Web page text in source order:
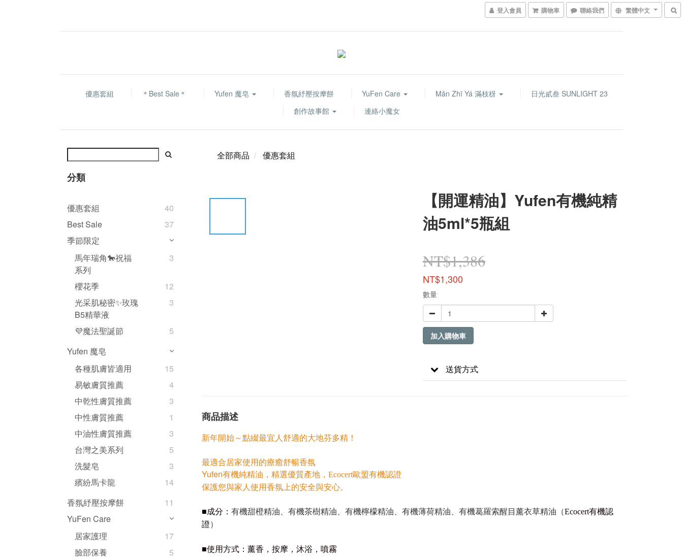
登入會員 購物車 聯絡我們 繁體中文
優惠套組 ＊Best Sale＊ Yufen 魔皂 香氛紓壓按摩餅 YuFen Care Mǎn Zhī Yá 滿枝枒
日光貳叁 SUNLIGHT 23
創作故事館
連絡小魔女
分類
優惠套組
40
Best Sale
37
季節限定
馬年瑞角🐎祝福
系列
3
櫻花季
12
光采肌秘密✨玫瑰
B5精華液
3
💜魔法聖誕節
5
Yufen 魔皂
各種肌膚皆適用
15
易敏膚質推薦
4
中乾性膚質推薦
3
中性膚質推薦
1
中油性膚質推薦
3
台灣之美系列
5
洗髮皂
3
繽紛馬卡龍
14
香氛紓壓按摩餅
11
YuFen Care
居家護理
17
臉部保養
5
全部商品 優惠套組
【開運精油】Yufen有機純精
油5ml*5瓶組
NT$1,386
NT$1,300
數量
加入購物車
送貨方式
商品描述
新年開始～點綴最宜人舒適的大地芬多精！
最適合居家使用的療癒舒暢香氛
Yufen有機純精油，精選優質產地， Ecocert歐盟有機認證
保護您與家人使用香氛上的安全與安心。
■成分： 有機甜橙精油、有機茶樹精油、有機檸檬精油、有機薄荷精油、有機葛羅索醒目薰衣草精油（Ecocert有機認
證）
■使用方式：薰香，按摩，沐浴，噴霧